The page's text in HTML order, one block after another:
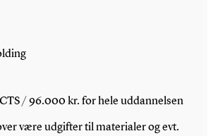
/ 96.000 kr. for hele uddannelsen
være udgifter til materialer og evt.